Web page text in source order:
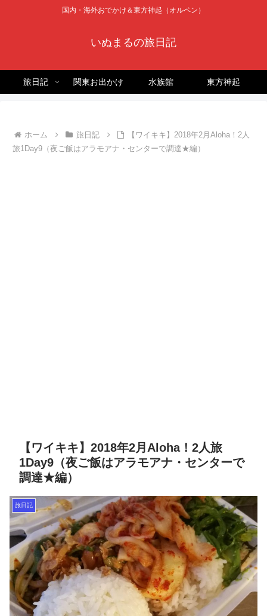
国内・海外おでかけ＆東方神起（オルペン）
いぬまるの旅日記
旅日記 関東お出かけ 水族館 東方神起
ホーム 旅日記
【ワイキキ】2018年2月Aloha！2人
旅1Day9（夜ご飯はアラモアナ・センターで調達★編）
【ワイキキ】2018年2月Aloha！2人旅
1Day9（夜ご飯はアラモアナ・センターで
調達★編）
旅日記